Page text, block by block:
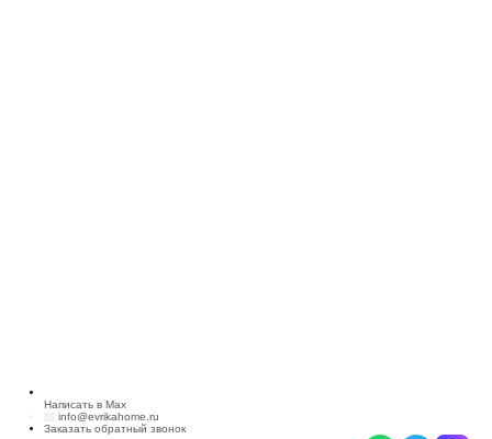
Написать в Max
info@evrikahome.ru
Заказать обратный звонок